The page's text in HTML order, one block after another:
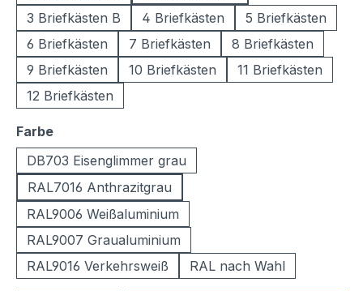
3 Briefkästen B
4 Briefkästen
5 Briefkästen
6 Briefkästen
7 Briefkästen
8 Briefkästen
9 Briefkästen
10 Briefkästen
11 Briefkästen
12 Briefkästen
Farbeauswählen
DB703 Eisenglimmer grau
RAL7016 Anthrazitgrau
RAL9006 Weißaluminium
RAL9007 Graualuminium
RAL9016 Verkehrsweiß
RAL nach Wahl